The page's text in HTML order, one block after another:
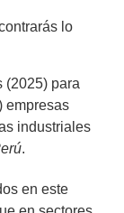
lo
(2025) para
empresas
industriales
.
en este